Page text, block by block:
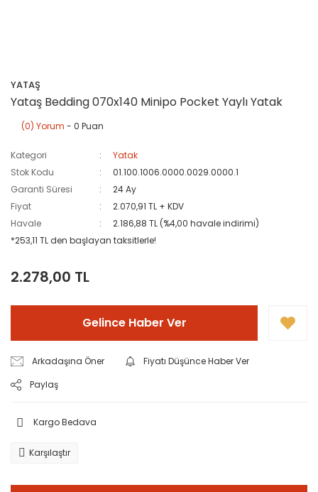
YATAŞ
Yataş Bedding 070x140 Minipo Pocket Yaylı Yatak
(0) Yorum - 0 Puan
Kategori
Yatak
Stok Kodu
01.100.1006.0000.0029.0000.1
Garanti Süresi
24 Ay
Fiyat
2.070,91 TL + KDV
Havale
2.186,88 TL (%4,00 havale indirimi)
*253,11 TL den başlayan taksitlerle!
2.278,00 TL
Gelince Haber Ver
Arkadaşına Öner
Fiyatı Düşünce Haber Ver
Paylaş
Kargo Bedava
Karşılaştır